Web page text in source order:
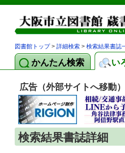
図書館トップ> 詳細検索 > 検索結果書誌
かんたん検索 い
広告（外部サイトへ移動）
検索結果書誌詳細